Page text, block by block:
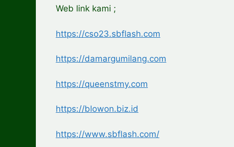
Web link kami ;
https://cso23.sbflash.com
https://damargumilang.com
https://queenstmy.com
https://blowon.biz.id
https://www.sbflash.com/